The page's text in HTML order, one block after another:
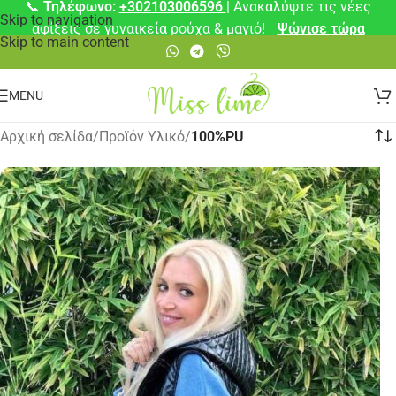
Skip to navigation
Skip to main content
📞 Τηλέφωνο: +302103006596 | Ανακαλύψτε τις νέες
αφίξεις σε γυναικεία ρούχα & μαγιό!
Ψώνισε τώρα
MENU
Αρχική σελίδα/Προϊόν Υλικό/100%PU